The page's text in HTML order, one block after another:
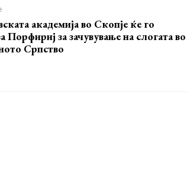
академија во Скопје ќе го
Порфириј за зачувување на слогата во
Српство